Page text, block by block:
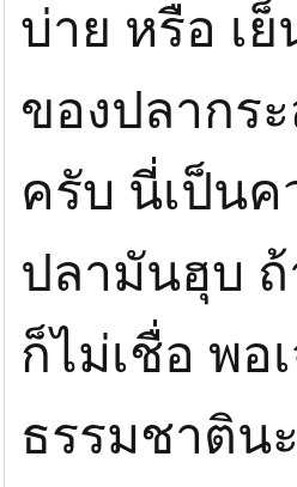
บ่าย หรือ เ
ของปลากร
ครับ นี่เป็น
ปลามันฮุบ
ก็ไม่เชื่อ พอ
ธรรมชาติน